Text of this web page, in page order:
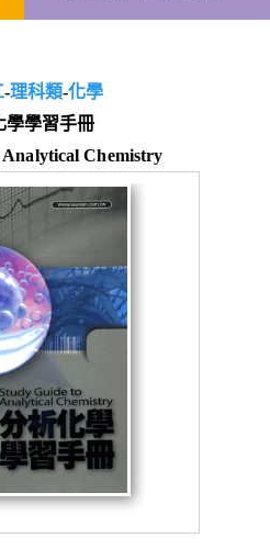
-理科類-化學
學學習手冊
Chemistry